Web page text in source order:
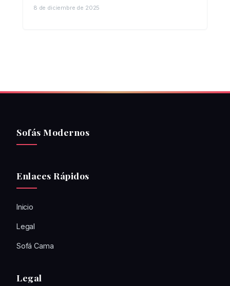
8 de diciembre de 2025
Sofás Modernos
Enlaces Rápidos
Inicio
Legal
Sofá Cama
Legal